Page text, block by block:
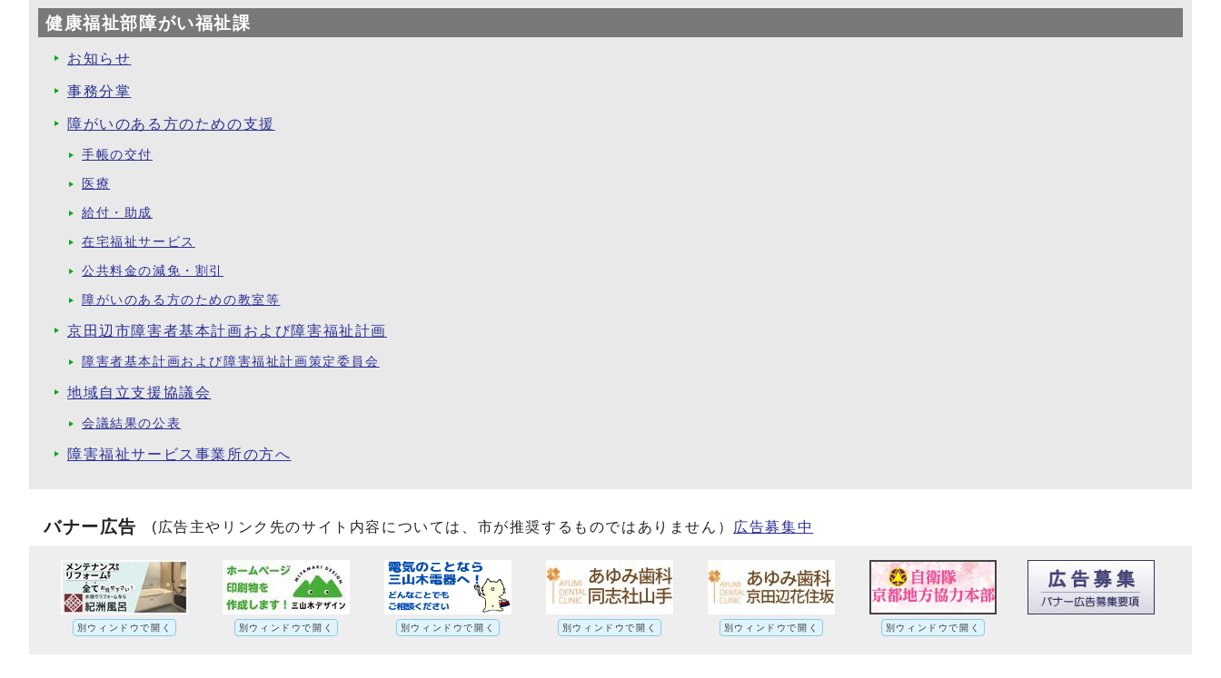
健康福祉部障がい福祉課
お知らせ
事務分掌
障がいのある方のための支援
手帳の交付
医療
給付・助成
在宅福祉サービス
公共料金の減免・割引
障がいのある方のための教室等
京田辺市障害者基本計画および障害福祉計画
障害者基本計画および障害福祉計画策定委員会
地域自立支援協議会
会議結果の公表
障害福祉サービス事業所の方へ
バナー広告 (広告主やリンク先のサイト内容については、市が推奨するものではありません） 広告募集中
別ウィンドウで開く 別ウィンドウで開く 別ウィンドウで開く 別ウィンドウで開く 別ウィンドウで開く 別ウィンドウで開く